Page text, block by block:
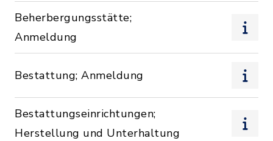
Beherbergungsstätte;
Anmeldung
Bestattung; Anmeldung
Bestattungseinrichtungen;
Herstellung und Unterhaltung